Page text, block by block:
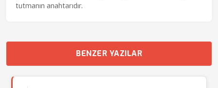
tutmanın anahtarıdır.
BENZER YAZILAR